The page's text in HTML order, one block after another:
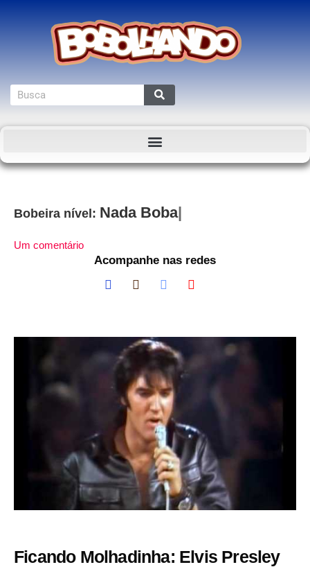
Bobeira nível:
Um comentário
Acompanhe nas redes
Ficando Molhadinha: Elvis Presley